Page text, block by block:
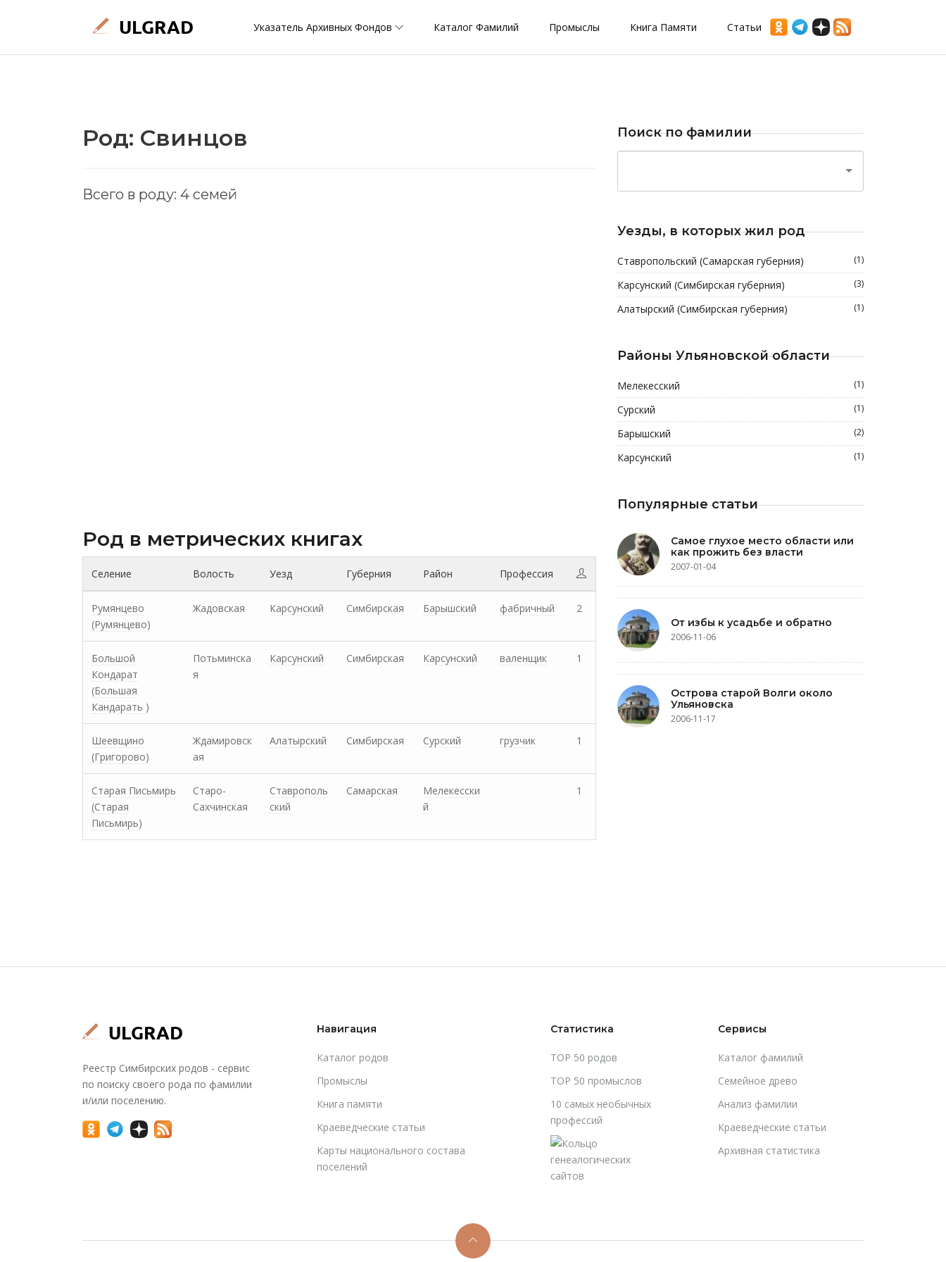
Указатель Архивных Фондов Каталог Фамилий Промыслы Книга Памяти Статьи
Род: Свинцов
Всего в роду: 4 семей
Род в метрических книгах
Селение Волость Уезд Губерния Район Профессия
Румянцево
(Румянцево)
Жадовская Карсунский Симбирская Барышский фабричный 2
Большой
Кондарат
(Большая
Кандарать )
Потьминска
я
Карсунский Симбирская Карсунский валенщик 1
Шеевщино
(Григорово)
Ждамировск
ая
Алатырский Симбирская Сурский грузчик 1
Старая Письмирь
(Старая
Письмирь)
Старо-
Сахчинская
Ставрополь
ский
Самарская
Мелекесски
й
1
Поиск по фамилии
Уезды, в которых жил род
Ставропольский (Самарская губерния) (1)
Карсунский (Симбирская губерния) (3)
Алатырский (Симбирская губерния) (1)
Районы Ульяновской области
Мелекесский (1)
Сурский (1)
Барышский (2)
Карсунский (1)
Популярные статьи
Самое глухое место области или
как прожить без власти
2007-01-04
От избы к усадьбе и обратно
2006-11-06
Острова старой Волги около
Ульяновска
2006-11-17
Реестр Симбирских родов - сервис
по поиску своего рода по фамилии
и/или поселению.
Навигация
Каталог родов
Промыслы
Книга памяти
Краеведческие статьи
Карты национального состава
поселений
Статистика
TOP 50 родов
TOP 50 промыслов
10 самых необычных
профессий
Сервисы
Каталог фамилий
Cемейное древо
Анализ фамилии
Краеведческие статьи
Архивная статистика